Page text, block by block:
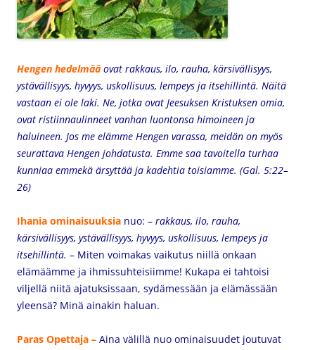
Hengen hedelmää ovat rakkaus, ilo, rauha, kärsivällisyys,
ystävällisyys, hyvyys, uskollisuus, lempeys ja itsehillintä. Näitä
vastaan ei ole laki. Ne, jotka ovat Jeesuksen Kristuksen omia,
ovat ristiinnaulinneet vanhan luontonsa himoineen ja
haluineen. Jos me elämme Hengen varassa, meidän on myös
seurattava Hengen johdatusta. Emme saa tavoitella turhaa
kunniaa emmekä ärsyttää ja kadehtia toisiamme. (Gal. 5:22–
26)
Ihania ominaisuuksia nuo: – rakkaus, ilo, rauha,
kärsivällisyys, ystävällisyys, hyvyys, uskollisuus, lempeys ja
itsehillintä. – Miten voimakas vaikutus niillä onkaan
elämäämme ja ihmissuhteisiimme! Kukapa ei tahtoisi
viljellä niitä ajatuksissaan, sydämessään ja elämässään
yleensä? Minä ainakin haluan.
Paras Opettaja – Aina välillä nuo ominaisuudet joutuvat